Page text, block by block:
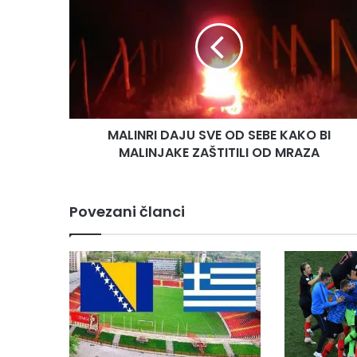
R
A
O
D
S
E
B
E
K
A
K
MALINRI DAJU SVE OD SEBE KAKO BI
MALINJAKE ZAŠTITILI OD MRAZA
Povezani članci